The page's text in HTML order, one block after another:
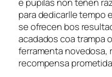
para dedicarlle tempo
se ofrecen bos
acadados coa trampa
ferramenta novedosa,
recompensa